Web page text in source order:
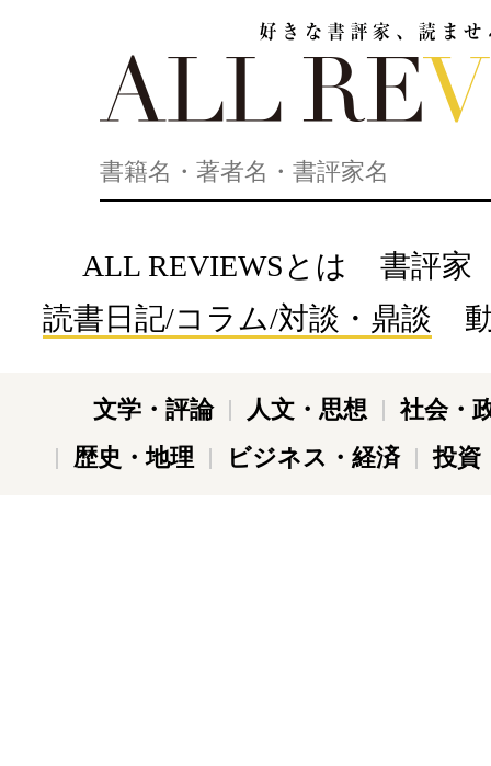
ALL REVIEWSとは
書評家
読書日記/コラム/対談・鼎談
文学・評論 人文・思想
社会・
歴史・地理
ビジネス・経済 投資